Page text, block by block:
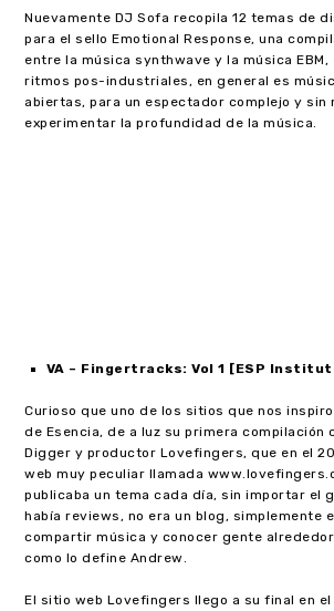
Nuevamente DJ Sofa recopila 12 temas de
para el sello Emotional Response, una
entre la música synthwave y la música
ritmos pos-industriales, en general es
abiertas, para un espectador complejo y sin
experimentar la profundidad de la música.
VA – Fingertracks: Vol 1 [ESP
Curioso que uno de los sitios que nos
de Esencia, de a luz su primera compilación
Digger y productor Lovefingers, que en el
web muy peculiar llamada
publicaba un tema cada día, sin importar el
había reviews, no era un blog, simplemente
compartir música y conocer gente
como lo define Andrew.
El sitio web Lovefingers llego a su final en